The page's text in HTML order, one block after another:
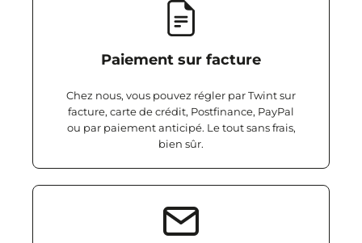
Paiement sur facture
Chez nous, vous pouvez régler par Twint sur
facture, carte de crédit, Postfinance, PayPal
ou par paiement anticipé. Le tout sans frais,
bien sûr.